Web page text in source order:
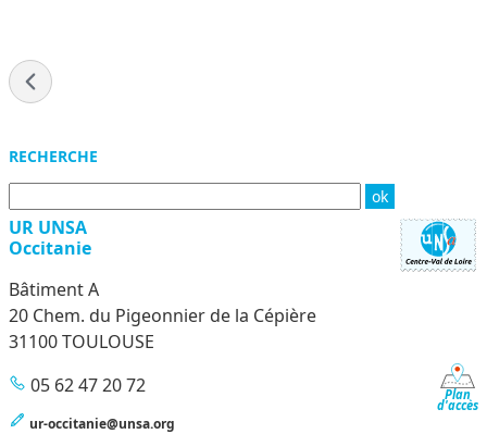
Menu
RECHERCHE
UR UNSA
Occitanie
Bâtiment A
20 Chem. du Pigeonnier de la Cépière
31100 TOULOUSE
Plan
d'accès
05 62 47 20 72
ur-occitanie@unsa.org